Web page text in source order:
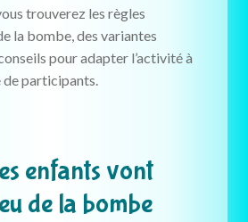
trouverez les règles
la bombe, des variantes
pour adapter l’activité à
de participants.
enfants vont
de la bombe